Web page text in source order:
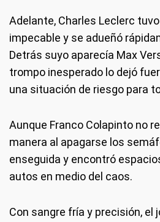
Adelante, Charles Leclerc
impecable y se adueñó
Detrás suyo aparecía Max
trompo inesperado lo dejó
una situación de riesgo para
Aunque Franco Colapinto no
manera al apagarse los
enseguida y encontró
autos en medio del caos.
Con sangre fría y precisión, el